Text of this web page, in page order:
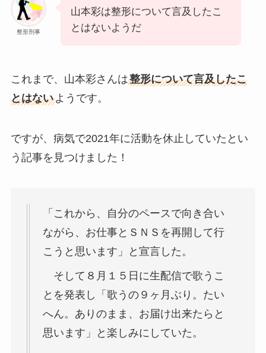
整形刑事
山本彩は整形について言及したこ
とはないようだ
これまで、山本彩さんは整形について言及したこ
とはないようです。
ですが、病気で2021年に活動を休止していたとい
う記事を見つけました！
「これから、自分のペースで向き合い
ながら、お仕事とＳＮＳを再開して行
こうと思います」と宣言した。
そして８月１５日に生配信で歌うこ
とを発表し「歌うの９ヶ月ぶり。たい
へん。ありのまま、お届け出来たらと
思います」と楽しみにしていた。